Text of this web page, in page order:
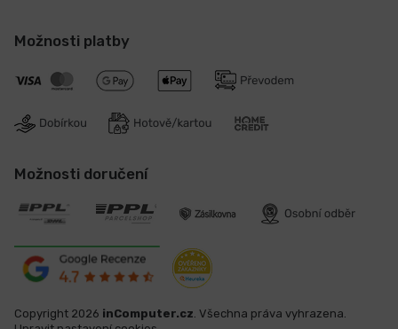
Možnosti platby
Možnosti doručení
Copyright 2026 inComputer.cz. Všechna práva vyhrazena.